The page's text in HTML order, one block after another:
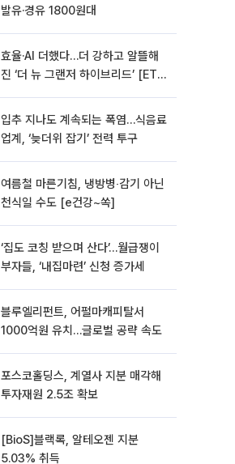
발유·경유 1800원대
효율·AI 더했다…더 강하고 알뜰해
진 ‘더 뉴 그랜저 하이브리드’ [ET의
입추 지나도 계속되는 폭염…식음료
업계, ‘늦더위 잡기’ 전력 투구
여름철 마른기침, 냉방병‧감기 아닌
천식일 수도 [e건강~쏙]
‘집도 코칭 받으며 산다’…월급쟁이
부자들, ‘내집마련’ 신청 증가세
블루엘리펀트, 어펄마캐피탈서
1000억원 유치…글로벌 공략 속도
포스코홀딩스, 계열사 지분 매각해
투자재원 2.5조 확보
[BioS]블랙록, 알테오젠 지분
5.03% 취득